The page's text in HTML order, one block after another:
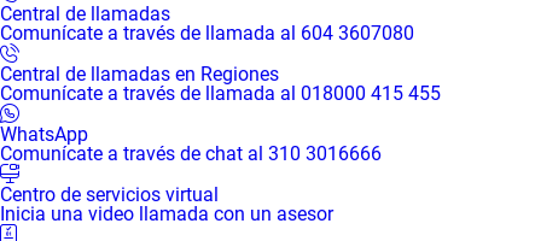
Central de llamadas
Comunícate a través de llamada al 604 3607080
Central de llamadas en Regiones
Comunícate a través de llamada al 018000 415 455
WhatsApp
Comunícate a través de chat al 310 3016666
Centro de servicios virtual
Inicia una video llamada con un asesor